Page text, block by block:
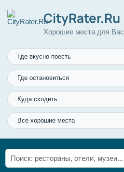
CityRater.Ru
Хорошие места для Вас
Где вкусно поесть
Где остановиться
Куда сходить
Все хорошие места